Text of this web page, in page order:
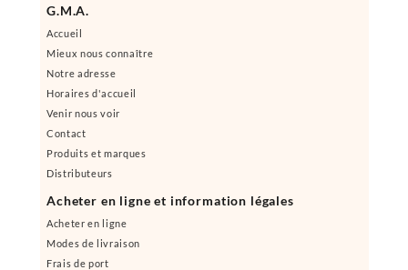
G.M.A.
Accueil
Mieux nous connaître
Notre adresse
Horaires d'accueil
Venir nous voir
Contact
Produits et marques
Distributeurs
Acheter en ligne et information légales
Acheter en ligne
Modes de livraison
Frais de port